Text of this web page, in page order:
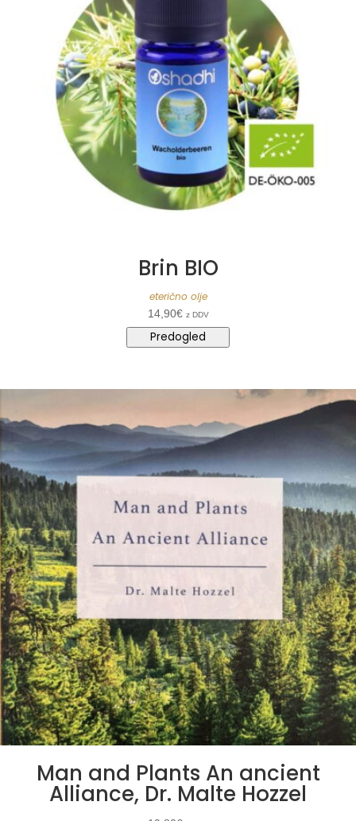
Brin BIO
eterično olje
14,90€ z DDV
Predogled
Man and Plants An ancient
Alliance, Dr. Malte Hozzel